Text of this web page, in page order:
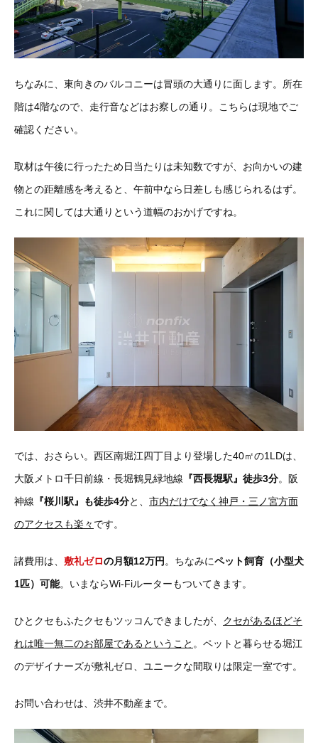
ちなみに、東向きのバルコニーは冒頭の大通りに面します。所在
階は4階なので、走行音などはお察しの通り。こちらは現地でご
確認ください。
取材は午後に行ったため日当たりは未知数ですが、お向かいの建
物との距離感を考えると、午前中なら日差しも感じられるはず。
これに関しては大通りという道幅のおかげですね。
では、おさらい。西区南堀江四丁目より登場した40㎡の1LDは、
大阪メトロ千日前線・長堀鶴見緑地線 『西長堀駅』徒歩3分。阪
神線 『桜川駅』も徒歩4分と、 市内だけでなく神戸・三ノ宮方面
のアクセスも楽々 です。
諸費用は、 敷礼ゼロの月額12万円。ちなみにペット飼育（小型犬
1匹）可能。いまならWi-Fiルーターもついてきます。
ひとクセもふたクセもツッコんできましたが、 クセがあるほどそ
れは唯一無二のお部屋であるということ 。ペットと暮らせる堀江
のデザイナーズが敷礼ゼロ、ユニークな間取りは限定一室です。
お問い合わせは、渋井不動産まで。